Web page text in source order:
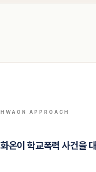
HWAON APPROACH
화온이 학교폭력 사건을